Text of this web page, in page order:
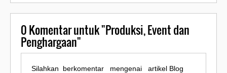
0Komentar untuk "Produksi, Event dan
Penghargaan"
Silahkan berkomentar mengenai artikel Blog